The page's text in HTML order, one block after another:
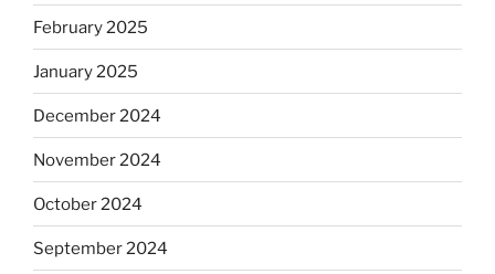
February 2025
January 2025
December 2024
November 2024
October 2024
September 2024